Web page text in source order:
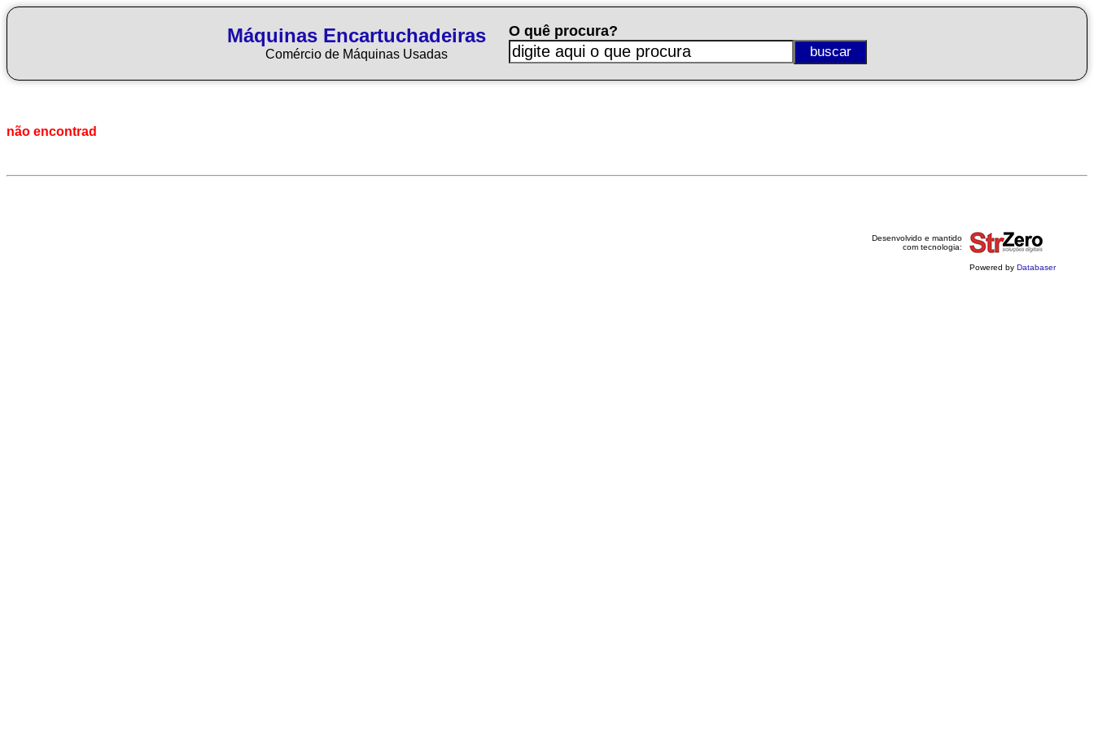
Máquinas Encartuchadeiras
Comércio de Máquinas Usadas
O quê procura?
não encontrad
Desenvolvido e mantido
com tecnologia:
Powered by Databaser